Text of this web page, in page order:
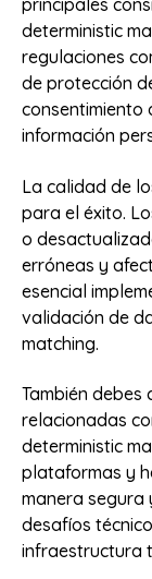
principales
deterministic
regulaciones
de protección
información
La calidad de
para el éxito.
o
erróneas y
esencial
validación de
matching.
También debes
relacionadas
deterministic
plataformas y
manera segura
desafíos
infraestructura